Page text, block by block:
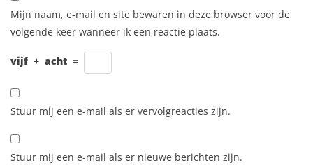
Mijn naam, e-mail en site bewaren in deze browser voor de
volgende keer wanneer ik een reactie plaats.
vijf + acht =
Stuur mij een e-mail als er vervolgreacties zijn.
Stuur mij een e-mail als er nieuwe berichten zijn.